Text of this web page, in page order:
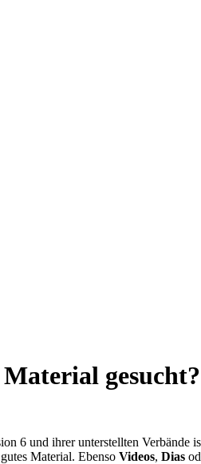
gesucht?
6 und ihrer unterstellten
Material. Ebenso Videos, Dias